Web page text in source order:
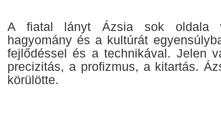
A fiatal lányt Ázsia sok oldala
hagyomány és a kultúrát
fejlődéssel és a technikával. Jelen
precizitás, a profizmus, a kitartás.
körülötte.